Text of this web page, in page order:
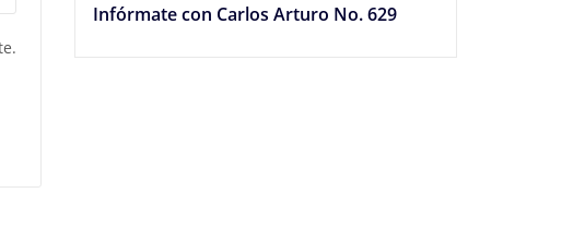
Infórmate con Carlos Arturo No. 629